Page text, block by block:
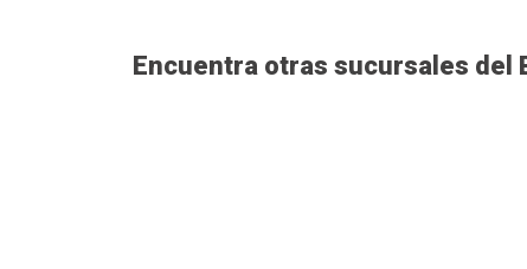
Encuentra otras sucursales del